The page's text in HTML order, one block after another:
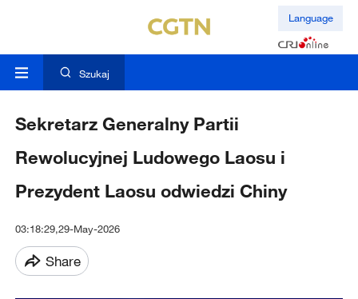
Language
Szukaj
Sekretarz Generalny Partii
Rewolucyjnej Ludowego Laosu i
Prezydent Laosu odwiedzi Chiny
03:18:29,29-May-2026
Share